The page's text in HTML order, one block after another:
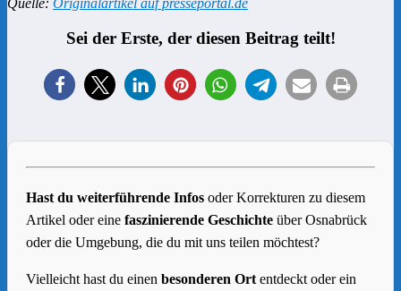
Quelle: Originalartikel auf presseportal.de
Sei der Erste, der diesen Beitrag teilt!
Hast du weiterführende Infos oder Korrekturen zu diesem
Artikel oder eine faszinierende Geschichte über Osnabrück
oder die Umgebung, die du mit uns teilen möchtest?
Vielleicht hast du einen besonderen Ort entdeckt oder ein